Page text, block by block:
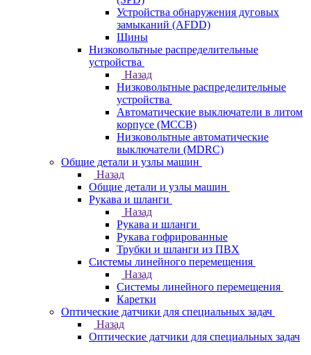
Устройства обнаружения дуговых
замыканий (AFDD)
Шины
Низковольтные распределительные
устройства
Назад
Низковольтные распределительные
устройства
Автоматические выключатели в литом
корпусе (MCCB)
Низковольтные автоматические
выключатели (MDRC)
Общие детали и узлы машин
Назад
Общие детали и узлы машин
Рукава и шланги
Назад
Рукава и шланги
Рукава гофрированные
Трубки и шланги из ПВХ
Системы линейного перемещения
Назад
Системы линейного перемещения
Каретки
Оптические датчики для специальных задач
Назад
Оптические датчики для специальных задач